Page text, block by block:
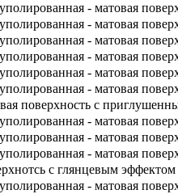
- матовая
- матовая
- матовая
- матовая
- матовая
- матовая
поверхность с
- матовая
- матовая
- матовая
с глянцевым эффектом
- матовая